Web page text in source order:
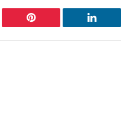
Pinterest LinkedIn